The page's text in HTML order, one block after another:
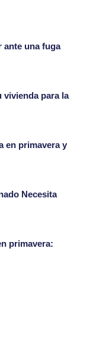
ante una fuga
vivienda para la
en primavera y
Necesita
primavera: